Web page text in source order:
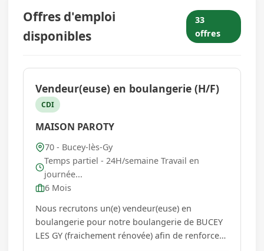
Offres d'emploi
disponibles
33
offres
Vendeur(euse) en boulangerie (H/F)
CDI
MAISON PAROTY
70 - Bucey-lès-Gy
Temps partiel - 24H/semaine Travail en
journée...
6 Mois
Nous recrutons un(e) vendeur(euse) en
boulangerie pour notre boulangerie de BUCEY
LES GY (fraichement rénovée) afin de renforcer